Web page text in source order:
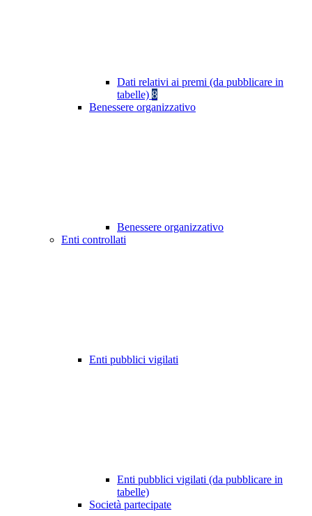
Dati relativi ai premi (da pubblicare in
tabelle) 8
Benessere organizzativo
Benessere organizzativo
Enti controllati
Enti pubblici vigilati
Enti pubblici vigilati (da pubblicare in
tabelle)
Società partecipate